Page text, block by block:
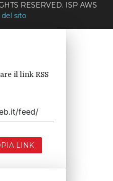
RESERVED. ISP AWS
del sito
il link RSS
LINK